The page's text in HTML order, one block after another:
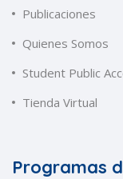
Publicaciones
Quienes Somos
Student Public
Tienda Virtual
Programas